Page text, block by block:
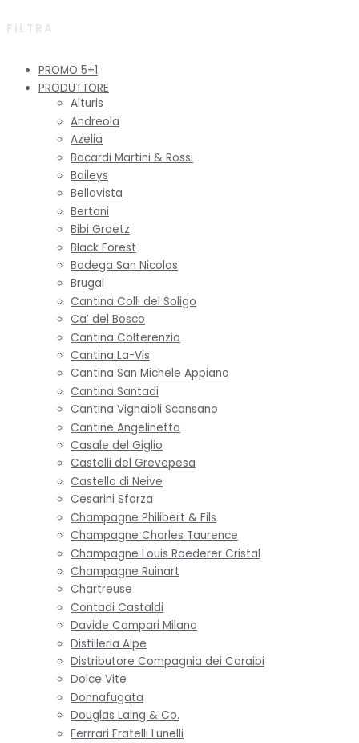
FILTRA
PROMO 5+1
PRODUTTORE
Alturis
Andreola
Azelia
Bacardi Martini & Rossi
Baileys
Bellavista
Bertani
Bibi Graetz
Black Forest
Bodega San Nicolas
Brugal
Cantina Colli del Soligo
Ca’ del Bosco
Cantina Colterenzio
Cantina La-Vis
Cantina San Michele Appiano
Cantina Santadi
Cantina Vignaioli Scansano
Cantine Angelinetta
Casale del Giglio
Castelli del Grevepesa
Castello di Neive
Cesarini Sforza
Champagne Philibert & Fils
Champagne Charles Taurence
Champagne Louis Roederer Cristal
Champagne Ruinart
Chartreuse
Contadi Castaldi
Davide Campari Milano
Distilleria Alpe
Distributore Compagnia dei Caraibi
Dolce Vite
Donnafugata
Douglas Laing & Co.
Ferrrari Fratelli Lunelli